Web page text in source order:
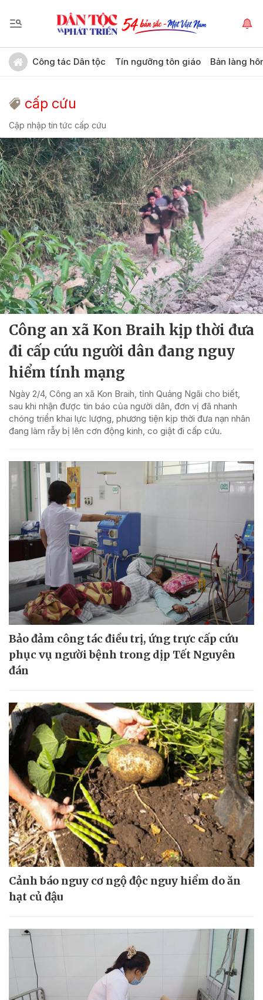
Công tác Dân tộc Tín ngưỡng tôn giáo Bản làng
cấp cứu
Cập nhập tin tức cấp cứu
Công an xã Kon Braih kịp thời đưa
đi cấp cứu người dân đang nguy
hiểm tính mạng
Ngày 2/4, Công an xã Kon Braih, tỉnh Quảng Ngãi cho biết,
sau khi nhận được tin báo của người dân, đơn vị đã nhanh
chóng triển khai lực lượng, phương tiện kịp thời đưa nạn nhân
đang làm rẫy bị lên cơn động kinh, co giật đi cấp cứu.
Bảo đảm công tác điều trị, ứng trực cấp cứu
phục vụ người bệnh trong dịp Tết Nguyên
đán
Cảnh báo nguy cơ ngộ độc nguy hiểm do ăn
hạt củ đậu